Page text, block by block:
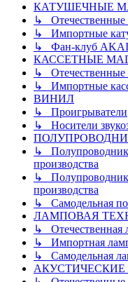
КАТУШЕЧНЫЕ
↳ Отечественные
↳ Импортные
↳ Фан-клуб AKAI
КАССЕТНЫЕ
↳ Отечественные
↳ Импортные
ВИНИЛ
↳ Проигрыватели
↳ Носители
↳
производства
↳
производства
↳ Самодельная
ЛАМПОВАЯ
↳ Отечественная
↳ Импортная
↳ Самодельная